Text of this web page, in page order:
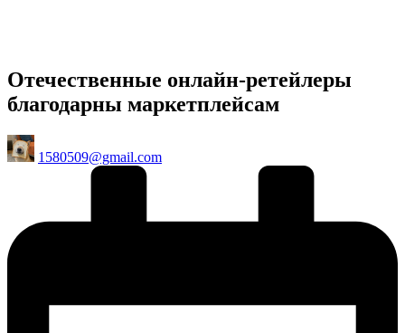
Отечественные онлайн-ретейлеры
благодарны маркетплейсам
Posted
by
1580509@gmail.com